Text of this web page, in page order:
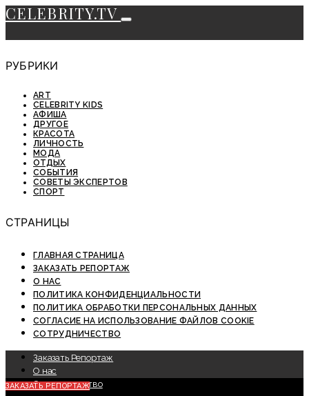
CELEBRITY.TV
РУБРИКИ
ART
CELEBRITY KIDS
АФИША
ДРУГОЕ
КРАСОТА
ЛИЧНОСТЬ
МОДА
ОТДЫХ
СОБЫТИЯ
СОВЕТЫ ЭКСПЕРТОВ
СПОРТ
СТРАНИЦЫ
ГЛАВНАЯ СТРАНИЦА
ЗАКАЗАТЬ РЕПОРТАЖ
О НАС
ПОЛИТИКА КОНФИДЕНЦИАЛЬНОСТИ
ПОЛИТИКА ОБРАБОТКИ ПЕРСОНАЛЬНЫХ ДАННЫХ
СОГЛАСИЕ НА ИСПОЛЬЗОВАНИЕ ФАЙЛОВ COOKIE
СОТРУДНИЧЕСТВО
Заказать Репортаж
О нас
Сотрудничество
ЗАКАЗАТЬ РЕПОРТАЖ